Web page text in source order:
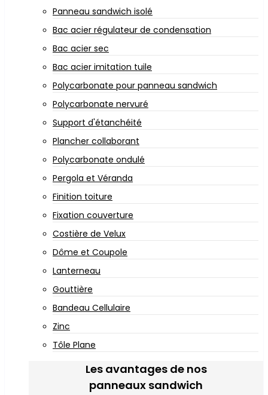
Panneau sandwich isolé
Bac acier régulateur de condensation
Bac acier sec
Bac acier imitation tuile
Polycarbonate pour panneau sandwich
Polycarbonate nervuré
Support d'étanchéité
Plancher collaborant
Polycarbonate ondulé
Pergola et Véranda
Finition toiture
Fixation couverture
Costière de Velux
Dôme et Coupole
Lanterneau
Gouttière
Bandeau Cellulaire
Zinc
Tôle Plane
Les avantages de nos
panneaux sandwich